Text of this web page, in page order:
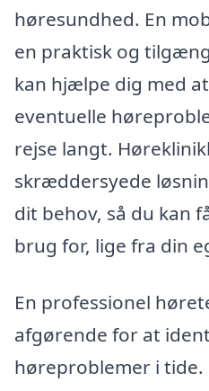
høresundhed. En
en praktisk og
kan hjælpe dig med
eventuelle
rejse langt.
skræddersyede
dit behov, så du kan
brug for, lige fra din
En professionel
afgørende for at
høreproblemer i tide.